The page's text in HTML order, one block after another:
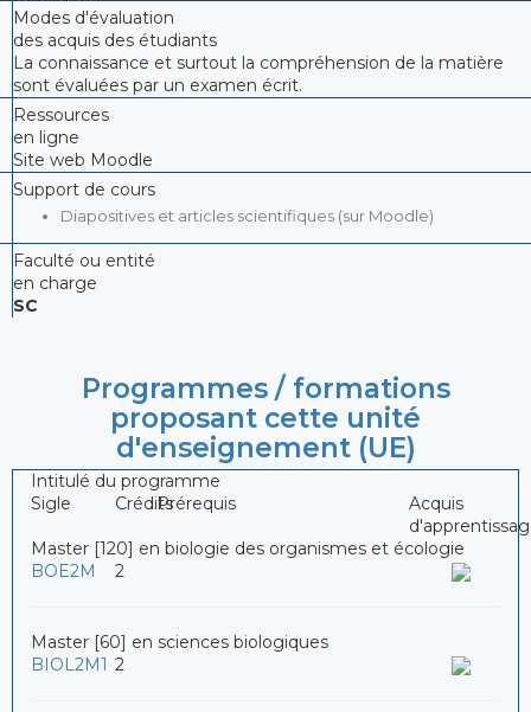
Modes d'évaluation
des acquis des étudiants
La connaissance et surtout la compréhension de la matière
sont évaluées par un examen écrit.
Ressources
en ligne
Site web Moodle
Support de cours
Diapositives et articles scientifiques (sur Moodle)
Faculté ou entité
en charge
SC
Programmes / formations
proposant cette unité
d'enseignement (UE)
Intitulé du programme
Sigle
CréditsPrérequis
Acquis
Master [120] en biologie des organismes et écologie
BOE2M
2
Master [60] en sciences biologiques
BIOL2M1 2